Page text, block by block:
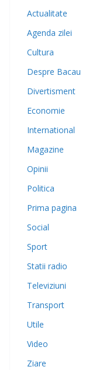
Actualitate
Agenda zilei
Cultura
Despre Bacau
Divertisment
Economie
International
Magazine
Opinii
Politica
Prima pagina
Social
Sport
Statii radio
Televiziuni
Transport
Utile
Video
Ziare